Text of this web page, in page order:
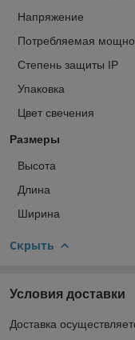
Напряжение
Потребляемая
Степень защиты IP
Упаковка
Цвет свечения
Размеры
Высота
Длина
Ширина
Скрыть
Условия доставки
Доставка